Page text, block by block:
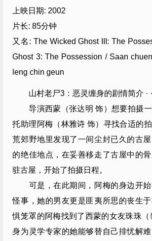
上映日期: 2002
片长: 85分钟
又名: The Wicked Ghost III: The
Ghost 3: The Possession / Saan
leng chin geun
山村老尸3：恶灵缠身的剧情简介 · ·
导演西蒙（张达明 饰）想要拍摄一
托助理阿梅（林雅诗 饰）寻找合适的
荒郊野地里发现了一间尘封已久的古
的绝佳地点，在妥善移走了古屋中的
驻古屋，开始了拍摄日程。
可是，在此期间，阿梅的身边开始
怪事，她的男友更是匪夷所思的丧生
惧笼罩的阿梅找到了西蒙的女友珠珠（
身为灵学专家的她能够替自己排忧解